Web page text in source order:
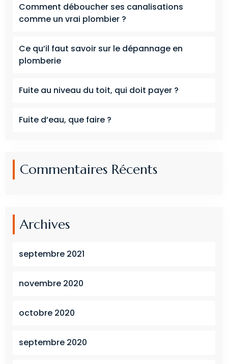
Comment déboucher ses canalisations
comme un vrai plombier ?
Ce qu’il faut savoir sur le dépannage en
plomberie
Fuite au niveau du toit, qui doit payer ?
Fuite d’eau, que faire ?
Commentaires Récents
Archives
septembre 2021
novembre 2020
octobre 2020
septembre 2020